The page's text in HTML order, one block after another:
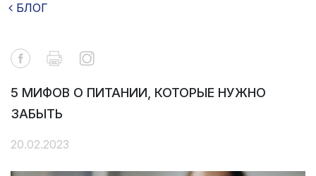
БЛОГ
5 МИФОВ О ПИТАНИИ, КОТОРЫЕ НУЖНО
ЗАБЫТЬ
20.02.2023